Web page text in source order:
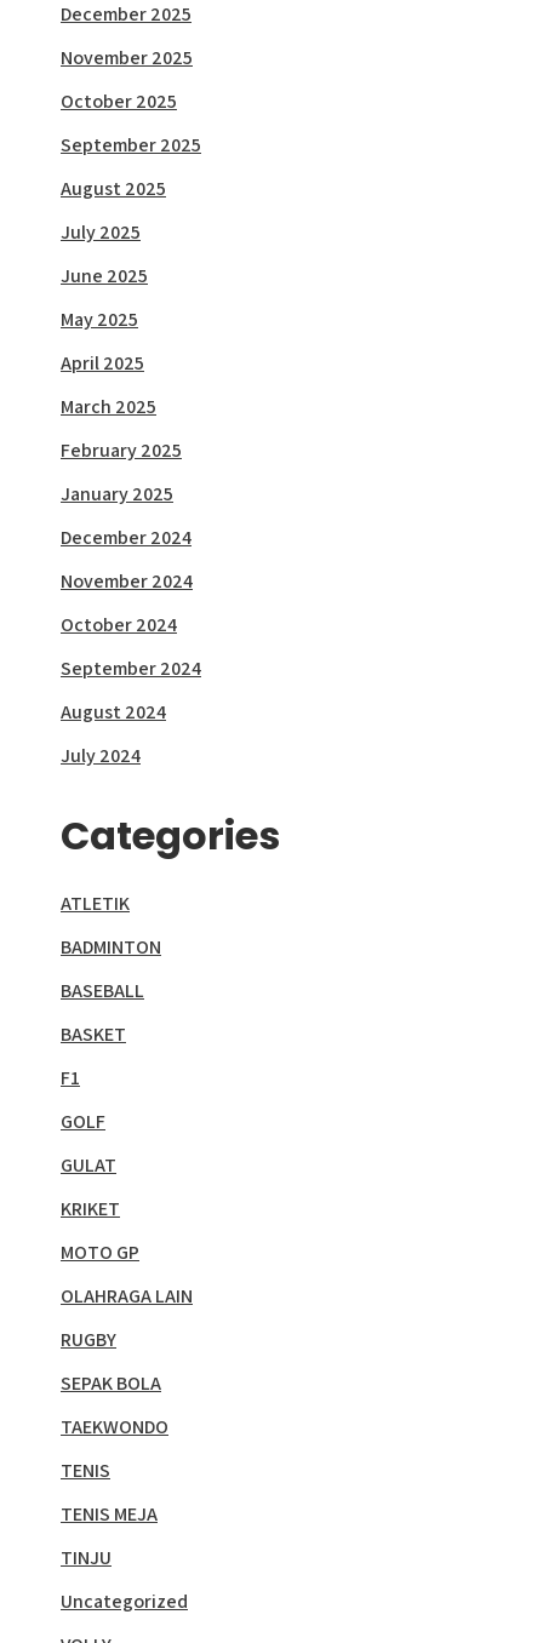
December 2025
November 2025
October 2025
September 2025
August 2025
July 2025
June 2025
May 2025
April 2025
March 2025
February 2025
January 2025
December 2024
November 2024
October 2024
September 2024
August 2024
July 2024
Categories
ATLETIK
BADMINTON
BASEBALL
BASKET
F1
GOLF
GULAT
KRIKET
MOTO GP
OLAHRAGA LAIN
RUGBY
SEPAK BOLA
TAEKWONDO
TENIS
TENIS MEJA
TINJU
Uncategorized